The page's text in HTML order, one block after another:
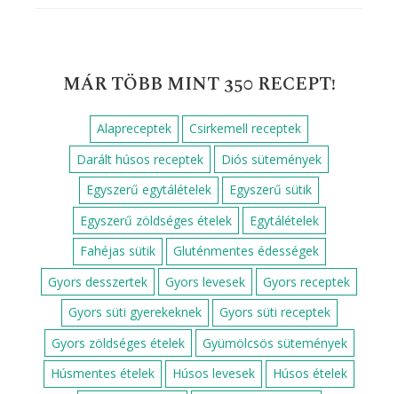
LEGNÉPSZERŰBB SÜTEMÉNYEK
Sütemények, süti receptek
Darázsfészek
Epres-marcipános süti
Csokis kalács
Dupla csokis szelet
Zserbó